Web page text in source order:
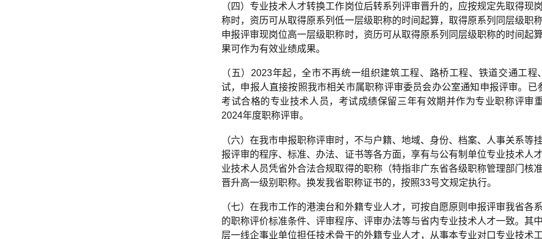
（四）专业技术人才转换工作岗位后转系列评审晋升的，应按规定先取得现
称时，资历可从取得原系列低一层级职称的时间起算，取得原系列同层级职
申报评审现岗位高一层级职称时，资历可从取得原系列同层级职称的时间起
果可作为有效业绩成果。
（五）2023年起，全市不再统一组织建筑工程、路桥工程、铁道交通工
试，申报人直接按照我市相关市属职称评审委员会办公室通知申报评审。已
考试合格的专业技术人员，考试成绩保留三年有效期并作为专业职称评审
2024年度职称评审。
（六）在我市申报职称评审时，不与户籍、地域、身份、档案、人事关系等
报评审的程序、标准、办法、证书等各方面，享有与公有制单位专业技术人
业技术人员凭省外合法合规取得的职称（特指非广东省各级职称管理部门核
晋升高一级别职称。换发我省职称证书的，按照33号文规定执行。
（七）在我市工作的港澳台和外籍专业人才，可按自愿原则申报评审我省各
的职称评价标准条件、评审程序、评审办法等与省内专业技术人才一致。其
层一线企事业单位担任技术骨干的外籍专业人才，从事本专业对口专业技术